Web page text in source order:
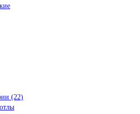
(22)